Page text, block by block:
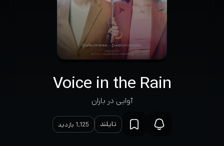
Voice in the Rain
آوایی در باران
تایلند 1,125 بازدید